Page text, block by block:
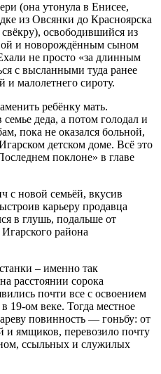
(она утонула в Енисее,
из Овсянки до Красноярска
освободившийся из
и новорождённым сыном
не просто «за длинным
с высланными туда ранее
и малолетнего сироту.
ребёнку мать.
деда, а потом голодал и
пока не оказался больной,
детском доме. Всё это
поклоне» в главе
с новой семьёй, вкусив
карьеру продавца
в глушь, подальше от
района
– именно так
расстоянии сорока
почти все с освоением
19-ом веке. Тогда местное
повинность — гоньбу: от
и ямщиков, перевозило почту
ссыльных и служилых